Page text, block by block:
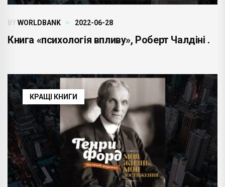
BYWORLDBANK 2022-06-28
Книга «психологія впливу», Роберт Чалдіні .
КРАЩІ КНИГИ